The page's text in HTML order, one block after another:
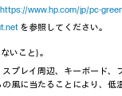
https://www.hp.com/jp/pc-
を参照してください。
いこと) 。
レイ周辺、キーボード
風に当たることにより、低